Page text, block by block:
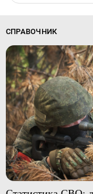
СПРАВОЧНИК